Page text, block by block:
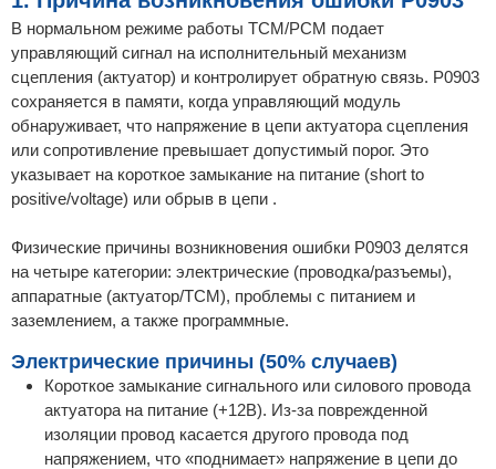
В нормальном режиме работы TCM/PCM подает
управляющий сигнал на исполнительный механизм
сцепления (актуатор) и контролирует обратную связь. P0903
сохраняется в памяти, когда управляющий модуль
обнаруживает, что напряжение в цепи актуатора сцепления
или сопротивление превышает допустимый порог. Это
указывает на короткое замыкание на питание (short to
positive/voltage) или обрыв в цепи .
Физические причины возникновения ошибки P0903 делятся
на четыре категории: электрические (проводка/разъемы),
аппаратные (актуатор/TCM), проблемы с питанием и
заземлением, а также программные.
Электрические причины (50% случаев)
Короткое замыкание сигнального или силового провода
актуатора на питание (+12В). Из-за поврежденной
изоляции провод касается другого провода под
напряжением, что «поднимает» напряжение в цепи до